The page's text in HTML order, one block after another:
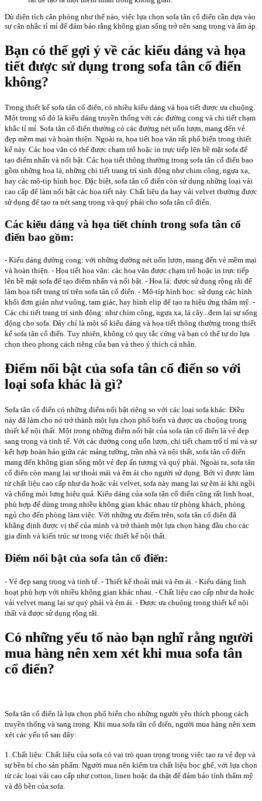
Dù diện tích căn phòng như thế nào, việc lựa chọn sofa tân cổ điển cần dựa vào
sự cân nhắc tỉ mỉ để đảm bảo rằng không gian sống trở nên sang trọng và ấm áp.
Bạn có thể gợi ý về các kiểu dáng và họa
tiết được sử dụng trong sofa tân cổ điển
không?
Trong thiết kế sofa tân cổ điển, có nhiều kiểu dáng và họa tiết được ưa chuộng.
Một trong số đó là kiểu dáng truyền thống với các đường cong và chi tiết chạm
khắc tỉ mỉ. Sofa tân cổ điển thường có các đường nét uốn lượn, mang đến vẻ
đẹp mềm mại và hoàn thiện. Ngoài ra, họa tiết hoa văn rất phổ biến trong thiết
kế này. Các hoa văn có thể được chạm trổ hoặc in trực tiếp lên bề mặt sofa để
tạo điểm nhấn và nổi bật. Các họa tiết thông thường trong sofa tân cổ điển bao
gồm những hoa lá, những chi tiết trang trí sinh động như chim công, ngựa xa,
hay các mô-típ hình học. Đặc biệt, sofa tân cổ điển còn sử dụng những loại vải
cao cấp để làm nổi bật các họa tiết này. Chất liệu da hay vải velvet thường được
sử dụng để tạo ra nét sang trọng và quý phái cho sofa tân cổ điển.
Các kiểu dáng và họa tiết chính trong sofa tân cổ
điển bao gồm:
- Kiểu dáng đường cong: với những đường nét uốn lượn, mang đến vẻ mềm mại
và hoàn thiện. - Họa tiết hoa văn: các hoa văn được chạm trổ hoặc in trực tiếp
lên bề mặt sofa để tạo điểm nhấn và nổi bật. - Hoa lá: được sử dụng rộng rãi để
làm họa tiết trang trí trên sofa tân cổ điển. - Mô-típ hình học: sử dụng các hình
khối đơn giản như vuông, tam giác, hay hình elip để tạo ra hiệu ứng thẩm mỹ. -
Các chi tiết trang trí sinh động: như chim công, ngựa xa, lá cây...đem lại sự sống
động cho sofa. Đây chỉ là một số kiểu dáng và họa tiết thông thường trong thiết
kế sofa tân cổ điển. Tuy nhiên, không có quy tắc cứng và bạn có thể tự do lựa
chọn theo phong cách riêng của bạn và theo ý thích cá nhân.
Điểm nổi bật của sofa tân cổ điển so với
loại sofa khác là gì?
Sofa tân cổ điển có những điểm nổi bật riêng so với các loại sofa khác. Điều
này đã làm cho nó trở thành một lựa chọn phổ biến và được ưa chuộng trong
thiết kế nội thất. Một trong những điểm nổi bật của sofa tân cổ điển là vẻ đẹp
sang trọng và tinh tế. Với các đường cong uốn lượn, chi tiết chạm trổ tỉ mỉ và sự
kết hợp hoàn hảo giữa các mảng tường, trần nhà và nội thất, sofa tân cổ điển
mang đến không gian sống một vẻ đẹp ấn tượng và quý phái. Ngoài ra, sofa tân
cổ điển còn mang lại sự thoải mái và êm ái cho người sử dụng. Bởi vì được làm
từ chất liệu cao cấp như da hoặc vải velvet, sofa này mang lại sự êm ái khi ngồi
và chống mỏi lưng hiệu quả. Kiểu dáng của sofa tân cổ điển cũng rất linh hoạt,
phù hợp để dùng trong nhiều không gian khác nhau từ phòng khách, phòng
ngủ cho đến phòng làm việc. Với những ưu điểm trên, sofa tân cổ điển đã
khẳng định được vị thế của mình và trở thành một lựa chọn hàng đầu cho các
gia đình và kiến trúc sư trong việc thiết kế nội thất.
Điểm nổi bật của sofa tân cổ điển:
- Vẻ đẹp sang trọng và tinh tế. - Thiết kế thoải mái và êm ái. - Kiểu dáng linh
hoạt phù hợp với nhiều không gian khác nhau. - Chất liệu cao cấp như da hoặc
vải velvet mang lại sự quý phái và êm ái. - Được ưa chuộng trong thiết kế nội
thất và được sử dụng rộng rãi.
Có những yếu tố nào bạn nghĩ rằng người
mua hàng nên xem xét khi mua sofa tân
cổ điển?
Sofa tân cổ điển là lựa chọn phổ biến cho những người yêu thích phong cách
truyền thống và sang trọng. Khi mua sofa tân cổ điển, người mua hàng nên xem
xét các yếu tố sau đây:
1. Chất liệu: Chất liệu của sofa có vai trò quan trọng trong việc tạo ra vẻ đẹp và
sự bền bỉ cho sản phẩm. Người mua nên kiểm tra chất liệu bọc ghế, với lựa chọn
từ các loại vải cao cấp như cotton, linen hoặc da thật để đảm bảo tính thẩm mỹ
và độ bền của sofa.